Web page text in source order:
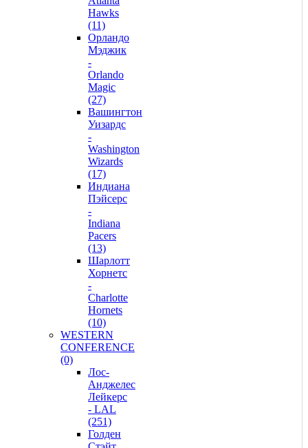
Hawks
(11)
Орландо
Мэджик
-
Orlando
Magic
(27)
Вашингтон
Уизардс
-
Washington
Wizards
(17)
Индиана
Пэйсерс
-
Indiana
Pacers
(13)
Шарлотт
Хорнетс
-
Charlotte
Hornets
(10)
WESTERN
CONFERENCE
(0)
Лос-
Анджелес
Лейкерс
- LAL
(251)
Голден